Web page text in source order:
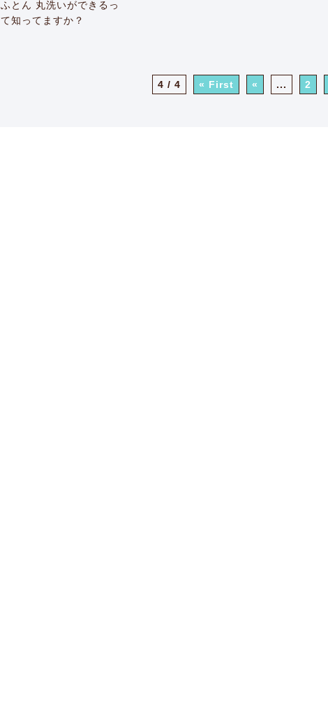
ふとん 丸洗いができるっ
て知ってますか？
4 / 4 « First « ... 2